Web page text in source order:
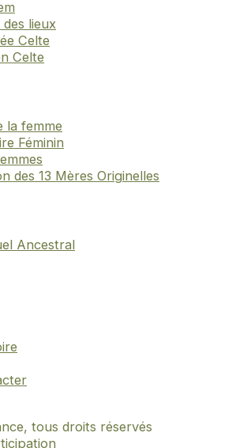
lieux
Celte
Celte
la femme
Féminin
des 13 Mères Originelles
Ancestral
tous droits réservés